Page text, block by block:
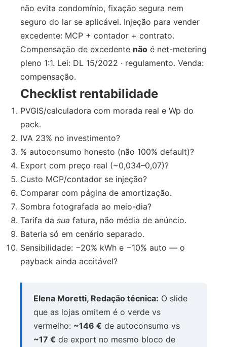
não evita condomínio, fixação segura nem
seguro do lar se aplicável. Injeção para vender
excedente: MCP + contador + contrato.
Compensação de excedente não é net-metering
pleno 1:1. Lei: DL 15/2022 · regulamento. Venda:
compensação.
Checklist rentabilidade
PVGIS/calculadora com morada real e Wp do
pack.
IVA 23% no investimento?
% autoconsumo honesto (não 100% default)?
Export com preço real (~0,034–0,07)?
Custo MCP/contador se injeção?
Comparar com página de amortização.
Sombra fotografada ao meio-dia?
Tarifa da sua fatura, não média de anúncio.
Bateria só em cenário separado.
Sensibilidade: −20% kWh e −10% auto — o
payback ainda aceitável?
Elena Moretti, Redação técnica: O slide
que as lojas omitem é o verde vs
vermelho: ~146 € de autoconsumo vs
~17 € de export no mesmo bloco de